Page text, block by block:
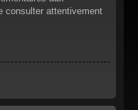
consulter attentivement